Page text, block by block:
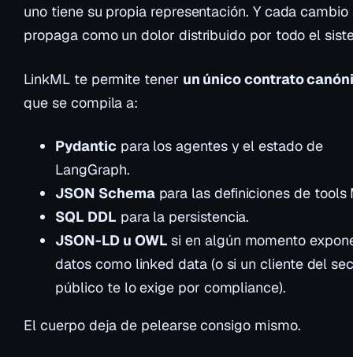
uno tiene su propia representación. Y cada cambio
propaga como un dolor distribuido por todo el
LinkML te permite tener un único contrato
que se compila a:
Pydanticpara los agentes y el estado de
LangGraph.
JSON Schemapara las definiciones de tools
SQL DDL para la persistencia.
JSON-LD u OWL si en algún momento
datos como linked data (o si un cliente del
público te lo exige por compliance).
El cuerpo deja de pelearse consigo mismo.